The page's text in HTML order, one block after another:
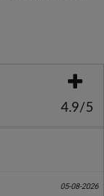
4.9/5
05-08-2026